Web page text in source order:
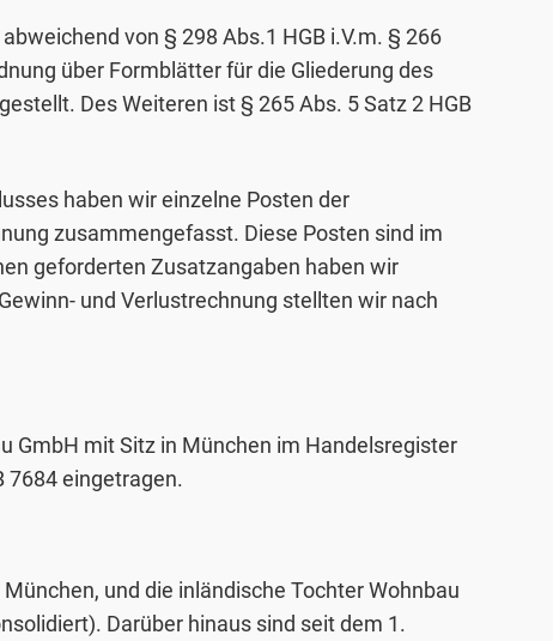
von § 298 Abs.1 HGB i.V.m. § 266
über Formblätter für die Gliederung des
Des Weiteren ist § 265 Abs. 5 Satz 2 HGB
haben wir einzelne Posten der
zusammengefasst. Diese Posten sind im
geforderten Zusatzangaben haben wir
und Verlustrechnung stellten wir nach
GmbH mit Sitz in München im Handelsregister
7684 eingetragen.
und die inländische Tochter Wohnbau
Darüber hinaus sind seit dem 1.